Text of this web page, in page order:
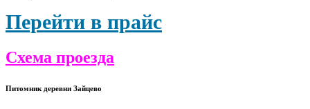
Перейти в прайс
Схема проезда
Питомник деревни Зайцево